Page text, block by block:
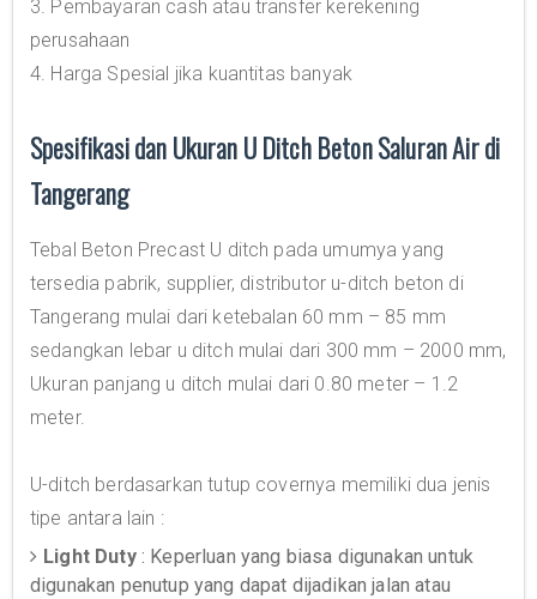
3. Pembayaran cash atau transfer kerekening
perusahaan
4. Harga Spesial jika kuantitas banyak
Spesifikasi dan Ukuran U Ditch Beton Saluran Air di
Tangerang
Tebal Beton Precast U ditch pada umumya yang
tersedia pabrik, supplier, distributor u-ditch beton di
Tangerang mulai dari ketebalan 60 mm – 85 mm
sedangkan lebar u ditch mulai dari 300 mm – 2000 mm,
Ukuran panjang u ditch mulai dari 0.80 meter – 1.2
meter.
U-ditch berdasarkan tutup covernya memiliki dua jenis
tipe antara lain :
Light Duty: Keperluan yang biasa digunakan untuk
digunakan penutup yang dapat dijadikan jalan atau